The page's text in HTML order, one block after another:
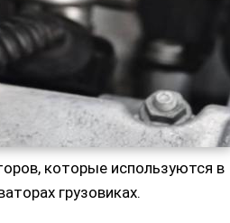
которые используются в
грузовиках.